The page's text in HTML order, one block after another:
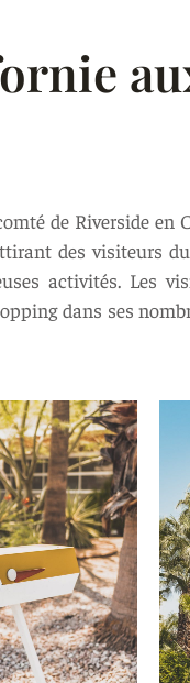
de Riverside en
des visiteurs
activités. Les
dans ses